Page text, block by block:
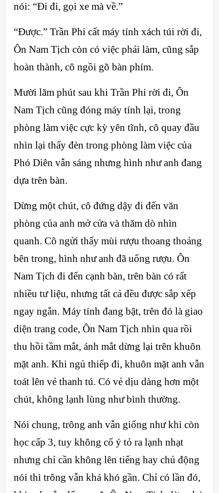
nói: “Đi đi, gọi xe mà về.”
“Được.” Trần Phi cất máy tính xách túi rời đi,
Ôn Nam Tịch còn có việc phải làm, cũng sắp
hoàn thành, cô ngồi gõ bàn phím.
Mười lăm phút sau khi Trần Phi rời đi, Ôn
Nam Tịch cũng đóng máy tính lại, trong
phòng làm việc cực kỳ yên tĩnh, cô quay đầu
nhìn lại thấy đèn trong phòng làm việc của
Phó Diên vẫn sáng nhưng hình như anh đang
dựa trên bàn.
Dừng một chút, cô đứng dậy đi đến văn
phòng của anh mở cửa và thăm dò nhìn
quanh. Cô ngửi thấy mùi rượu thoang thoảng
bên trong, hình như anh đã uống rượu. Ôn
Nam Tịch đi đến cạnh bàn, trên bàn có rất
nhiều tư liệu, nhưng tất cả đều được sắp xếp
ngay ngắn. Máy tính đang bật, trên đó là giao
diện trang code, Ôn Nam Tịch nhìn qua rồi
thu hồi tầm mắt, ánh mắt dừng lại trên khuôn
mặt anh. Khi ngủ thiếp đi, khuôn mặt anh vẫn
toát lên vẻ thanh tú. Có vẻ dịu dàng hơn một
chút, không lạnh lùng như bình thường.
Nói chung, trông anh vẫn giống như khi còn
học cấp 3, tuy không cố ý tỏ ra lạnh nhạt
nhưng chỉ cần không lên tiếng hay chủ động
nói thì trông vẫn khá khó gần. Chỉ có lần đó,